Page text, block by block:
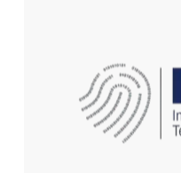
Tem um